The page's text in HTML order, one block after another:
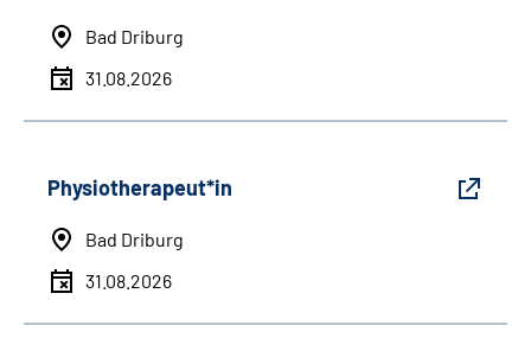
Bad Driburg
31.08.2026
Physiotherapeut*in
Bad Driburg
31.08.2026